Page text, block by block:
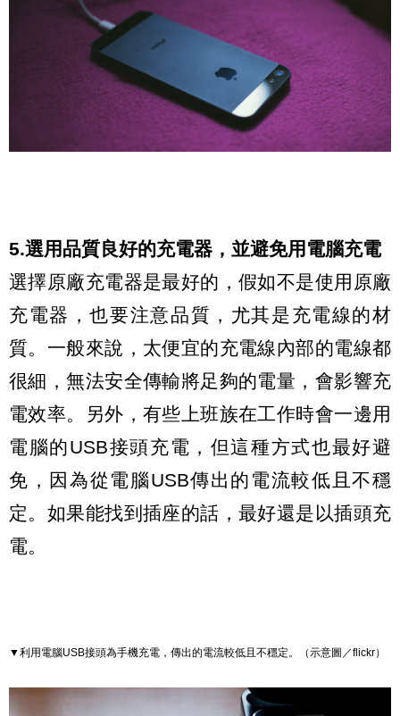
5.選用品質良好的充電器，並避免用電腦充電
選擇原廠充電器是最好的，假如不是使用原廠
充電器，也要注意品質，尤其是充電線的材
質。一般來說，太便宜的充電線內部的電線都
很細，無法安全傳輸將足夠的電量，會影響充
電效率。另外，有些上班族在工作時會一邊用
電腦的USB接頭充電，但這種方式也最好避
免，因為從電腦USB傳出的電流較低且不穩
定。如果能找到插座的話，最好還是以插頭充
電。
▼利用電腦USB接頭為手機充電，傳出的電流較低且不穩定 。 （示意圖／flickr）